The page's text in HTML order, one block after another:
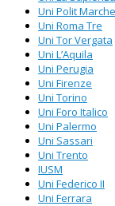
Uni Polit Marche
Uni Roma Tre
Uni Tor Vergata
Uni L’Aquila
Uni Perugia
Uni Firenze
Uni Torino
Uni Foro Italico
Uni Palermo
Uni Sassari
Uni Trento
IUSM
Uni Federico II
Uni Ferrara